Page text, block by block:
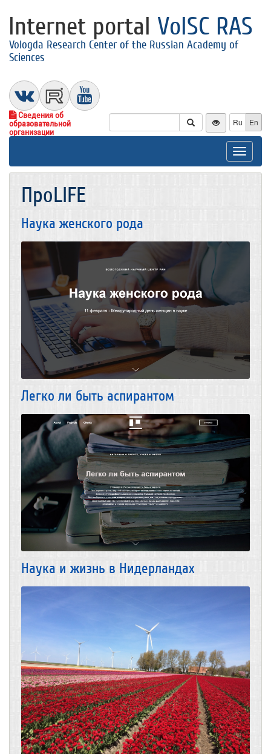
Internet portal VolSC RAS
Vologda Research Center of the Russian Academy of
Sciences
Сведения об
образовательной
организации
Ru En
Toggle
ПроLIFE
Наука женского рода
Легко ли быть аспирантом
Наука и жизнь в Нидерландах